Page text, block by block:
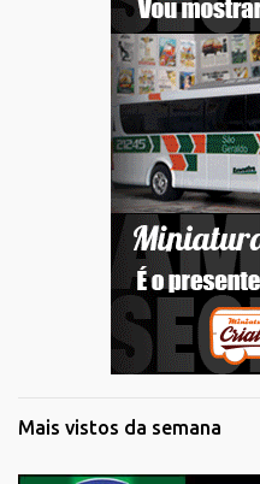
Mais vistos da semana